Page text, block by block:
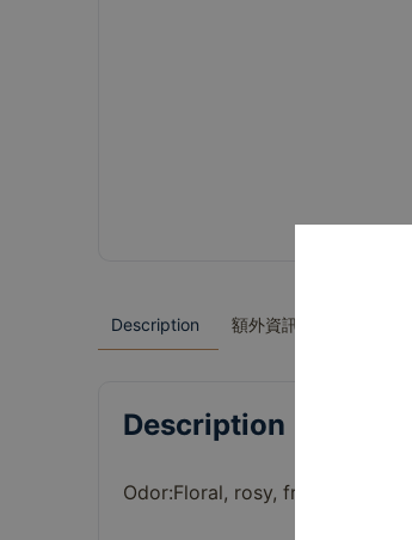
Description 額外資訊
Description
Odor:Floral, rosy, fresh,